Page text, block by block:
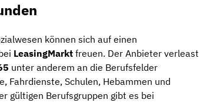
können sich auf einen
LeasingMarkt freuen. Der Anbieter verleast
unter anderem an die Berufsfelder
Fahrdienste, Schulen, Hebammen und
gültigen Berufsgruppen gibt es bei